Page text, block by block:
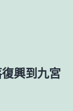
興到九宮